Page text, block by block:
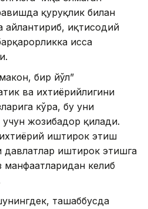
қуруқлик билан
айлантириб, иқтисодий
ҳисса
бир йўл”
ва ихтиёрийлигини
кўра, бу уни
жозибадор қилади.
иштирок этиш
давлатлар иштирок этишга
келиб
ташаббусда